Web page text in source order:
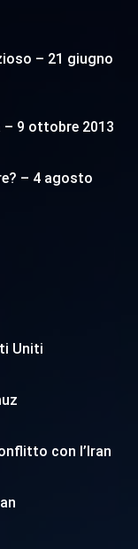
– 21 giugno
– 9 ottobre 2013
– 4 agosto
Uniti
con l’Iran